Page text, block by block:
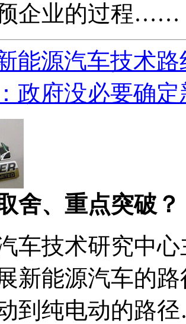
企业的过程……
能源汽车技术
政府没必要确
舍、重点突破？
车技术研究中
新能源汽车的
到纯电动的路